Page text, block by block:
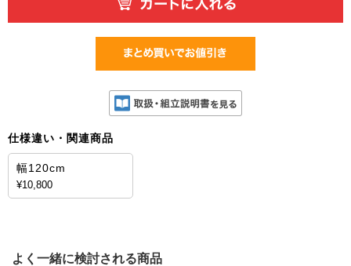
仕様違い・関連商品
幅120cm
¥10,800
よく一緒に検討される商品